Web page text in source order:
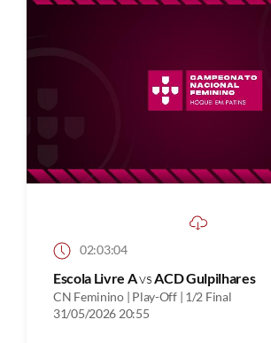
02:03:04
Escola Livre AvsACD Gulpilhares
CN Feminino | Play-Off | 1/2 Final
31/05/2026 20:55